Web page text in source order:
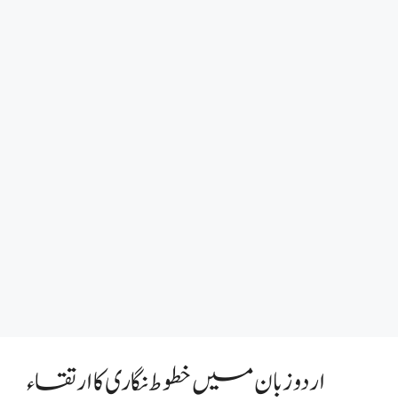
اردو زبان میں خطوط نگاری کا ارتقاء